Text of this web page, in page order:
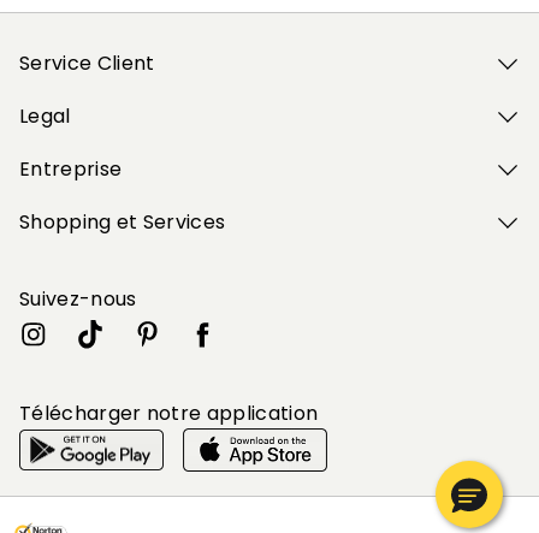
Service Client
Legal
Entreprise
Shopping et Services
Suivez-nous
Télécharger notre application